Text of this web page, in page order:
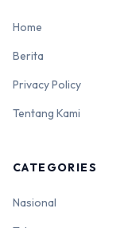
Home
Berita
Privacy Policy
Tentang Kami
CATEGORIES
Nasional